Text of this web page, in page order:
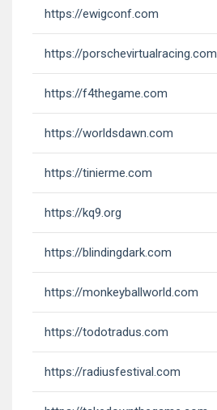
https://ewigconf.com
https://porschevirtualracing.com
https://f4thegame.com
https://worldsdawn.com
https://tinierme.com
https://kq9.org
https://blindingdark.com
https://monkeyballworld.com
https://todotradus.com
https://radiusfestival.com